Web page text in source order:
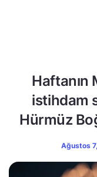
Haftanın
istihdam
Hürmüz
Ağustos